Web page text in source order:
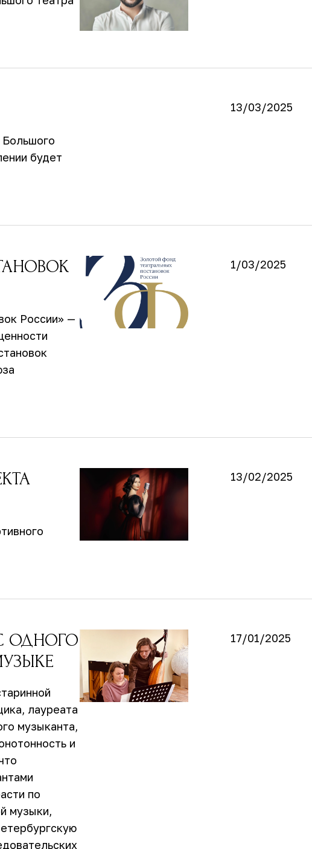
Большого
будет
13/03/2025
России» —
1/03/2025
13/02/2025
ОДНОГО
лауреата
музыканта,
и
по
музыки,
17/01/2025